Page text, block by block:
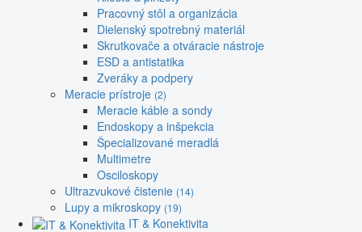
Pracovný stôl a organizácia
Dielenský spotrebný materiál
Skrutkovače a otváracie nástroje
ESD a antistatika
Zveráky a podpery
Meracie prístroje (2)
Meracie káble a sondy
Endoskopy a inšpekcia
Špecializované meradlá
Multimetre
Osciloskopy
Ultrazvukové čistenie (14)
Lupy a mikroskopy (19)
IT & Konektivita